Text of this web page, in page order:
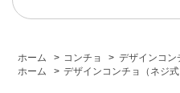
ホーム > コンチョ > デザインコン
ホーム
> デザインコンチョ（ネジ式